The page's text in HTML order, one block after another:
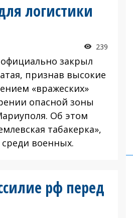
логистики
239
закрыл
признав высокие
«вражеских»
опасной зоны
Об этом
табакерка»,
военных.
рф перед